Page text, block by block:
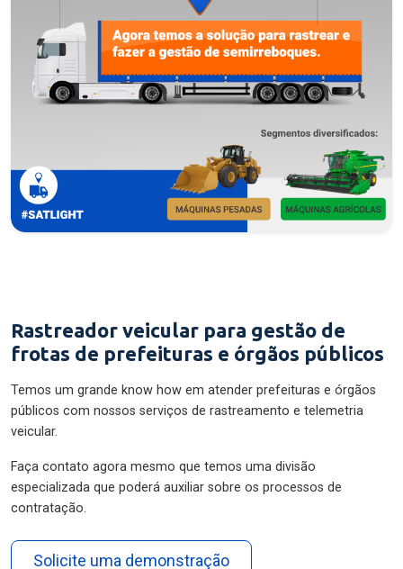
Rastreador veicular para gestão de
frotas de prefeituras e órgãos públicos
Temos um grande know how em atender prefeituras e órgãos
públicos com nossos serviços de rastreamento e telemetria
veicular.
Faça contato agora mesmo que temos uma divisão
especializada que poderá auxiliar sobre os processos de
contratação.
Solicite uma demonstração